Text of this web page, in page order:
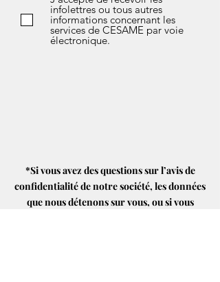
infolettres ou tous autres
informations concernant les
services de CESAME par voie
électronique.
*Si vous avez des questions sur l’avis de
confidentialité de notre société, les données
que nous détenons sur vous, ou si vous